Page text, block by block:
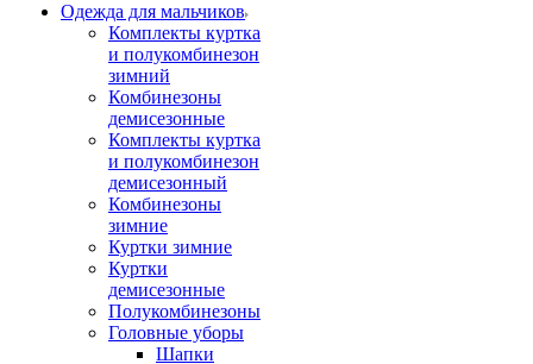
Одежда для мальчиков
Комплекты куртка
и полукомбинезон
зимний
Комбинезоны
демисезонные
Комплекты куртка
и полукомбинезон
демисезонный
Комбинезоны
зимние
Куртки зимние
Куртки
демисезонные
Полукомбинезоны
Головные уборы
Шапки